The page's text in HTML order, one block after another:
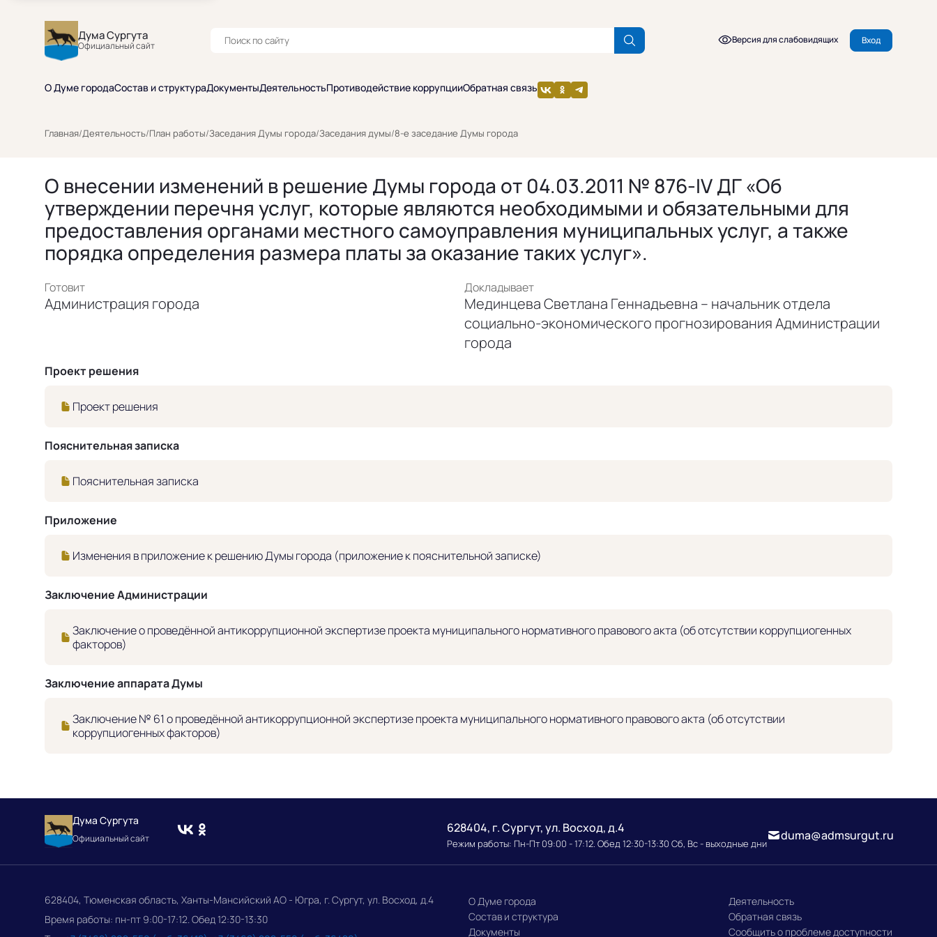
Дума Сургута
Официальный сайт
Версия для слабовидящих Вход
О Думе городаСостав и структураДокументыДеятельностьПротиводействие коррупцииОбратная связь
Главная/Деятельность/План работы/Заседания Думы города/Заседания думы/8-е заседание Думы города
О внесении изменений в решение Думы города от 04.03.2011 № 876-IV ДГ «Об
утверждении перечня услуг, которые являются необходимыми и обязательными для
предоставления органами местного самоуправления муниципальных услуг, а также
порядка определения размера платы за оказание таких услуг».
Готовит
Администрация города
Докладывает
Мединцева Светлана Геннадьевна – начальник отдела
социально-экономического прогнозирования Администрации
города
Проект решения
Проект решения
Пояснительная записка
Пояснительная записка
Приложение
Изменения в приложение к решению Думы города (приложение к пояснительной записке)
Заключение Администрации
Заключение о проведённой антикоррупционной экспертизе проекта муниципального нормативного правового акта (об отсутствии коррупциогенных
факторов)
Заключение аппарата Думы
Заключение № 61 о проведённой антикоррупционной экспертизе проекта муниципального нормативного правового акта (об отсутствии
коррупциогенных факторов)
Дума Сургута
Официальный сайт
628404, г. Сургут, ул. Восход, д.4
Режим работы: Пн-Пт 09:00 - 17:12. Обед 12:30-13:30 Сб, Вс - выходные дни
duma@admsurgut.ru
628404, Тюменская область, Ханты-Мансийский АО - Югра, г. Сургут, ул. Восход, д.4
Время работы: пн-пт 9:00-17:12. Обед 12:30-13:30
О Думе города
Состав и структура
Документы
Деятельность
Обратная связь
Сообщить о проблеме доступности